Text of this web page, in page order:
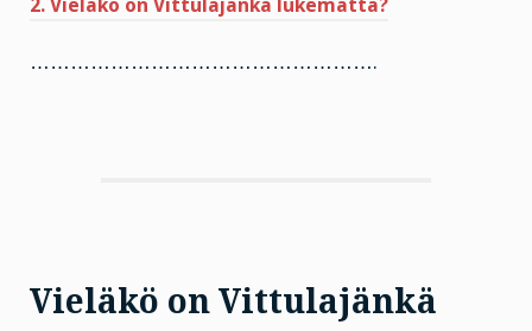
2. Vieläkö on Vittulajänkä lukematta?
…………………………………………….
Vieläkö on Vittulajänkä